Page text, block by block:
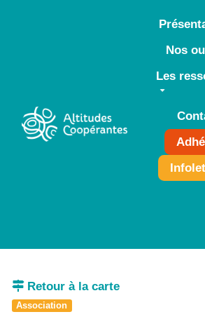
Aller au contenu principal
Nos
Les
Retour à la carte
Association